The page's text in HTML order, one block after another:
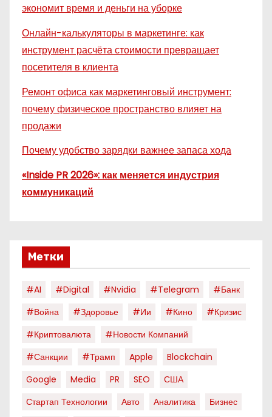
экономит время и деньги на уборке
Онлайн-калькуляторы в маркетинге: как
инструмент расчёта стоимости превращает
посетителя в клиента
Ремонт офиса как маркетинговый инструмент:
почему физическое пространство влияет на
продажи
Почему удобство зарядки важнее запаса хода
«Inside PR 2026»: как меняется индустрия
коммуникаций
Метки
#AI #digital #nvidia #telegram
#банк
#война
#здоровье #ии #кино
#кризис
#криптовалюта
#новости Компаний
#санкции
#трамп Apple
Blockchain
Google
Media PR SEO
США
Стартап Технологии
Авто Аналитика
Бизнес